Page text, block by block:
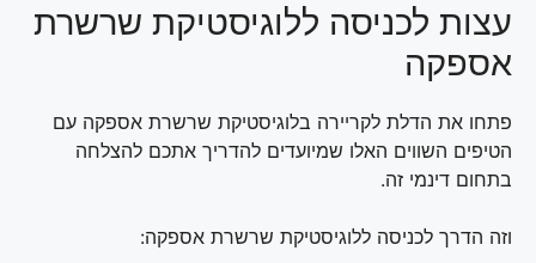
עצות לכניסה ללוגיסטיקת שרשרת
אספקה
פתחו את הדלת לקריירה בלוגיסטיקת שרשרת אספקה עם
הטיפים השווים האלו שמיועדים להדריך אתכם להצלחה
בתחום דינמי זה.
וזה הדרך לכניסה ללוגיסטיקת שרשרת אספקה: